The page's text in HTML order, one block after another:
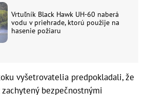
Vrtuľník Black Hawk UH-60 naberá
vodu v priehrade, ktorú použije na
hasenie požiaru
vyšetrovatelia predpokladali, že
bezpečnostnými